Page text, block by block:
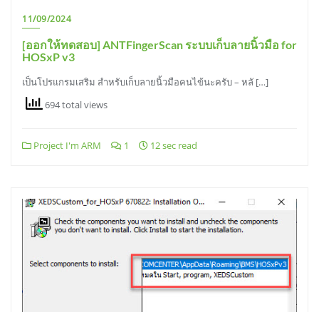
11/09/2024
[ออกให้ทดสอบ] ANTFingerScan ระบบเก็บลายนิ้วมือ for
HOSxP v3
เป็นโปรแกรมเสริม สำหรับเก็บลายนิ้วมือคนไข้นะครับ – หลั […]
694 total views
Project I'm ARM 1 12 sec read